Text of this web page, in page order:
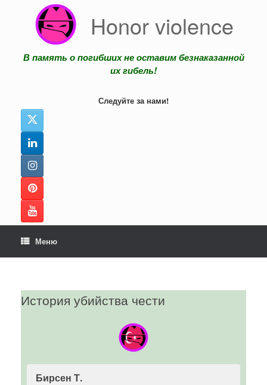
содержанию
Honor violence
В память о погибших не оставим безнаказанной
их гибель!
Следуйте за нами!
Меню
История убийства чести
Бирсен Т.